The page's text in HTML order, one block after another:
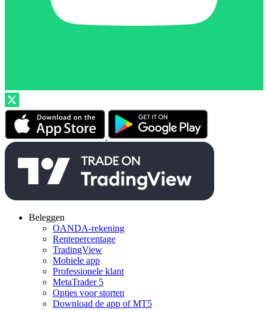
Beleggen
OANDA-rekening
Rentepercentage
TradingView
Mobiele app
Professionele klant
MetaTrader 5
Opties voor storten
Download de app of MT5